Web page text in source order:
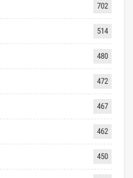
702
514
480
472
467
462
450